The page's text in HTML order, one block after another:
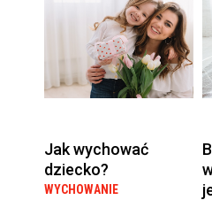
Jak wychować
dziecko?
WYCHOWANIE